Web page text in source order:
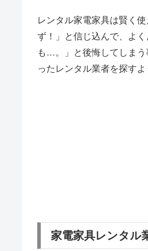
レンタル家電家具は賢く
ず！」と信じ込んで、よ
も…。」と後悔してしま
ったレンタル業者を探すよ
家電家具レンタル